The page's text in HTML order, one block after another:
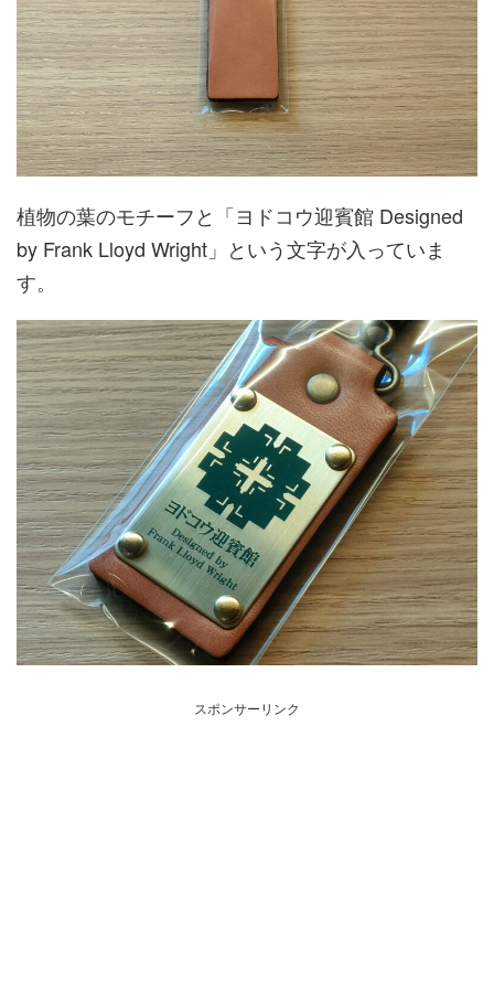
植物の葉のモチーフと「ヨドコウ迎賓館 Designed
by Frank Lloyd Wright」という文字が入っていま
す。
スポンサーリンク